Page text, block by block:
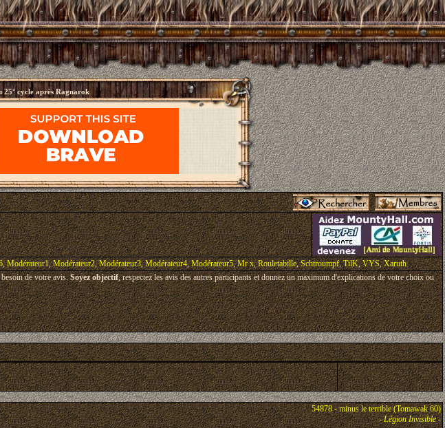
25° cycle après Ragnarok
,Modérateur1,Modérateur2,Modérateur3,Modérateur4,Modérateur5,Mr x,Rouletabille,Schtroumpf,TilK,VYS,Xaruth
besoin de votre avis.Soyez objectif, respectez les avis des autres participants et donnez un maximum d'explications de votre choix ou
54878 - minus le terrible (Tomawak 60)
-Légion Invisible-